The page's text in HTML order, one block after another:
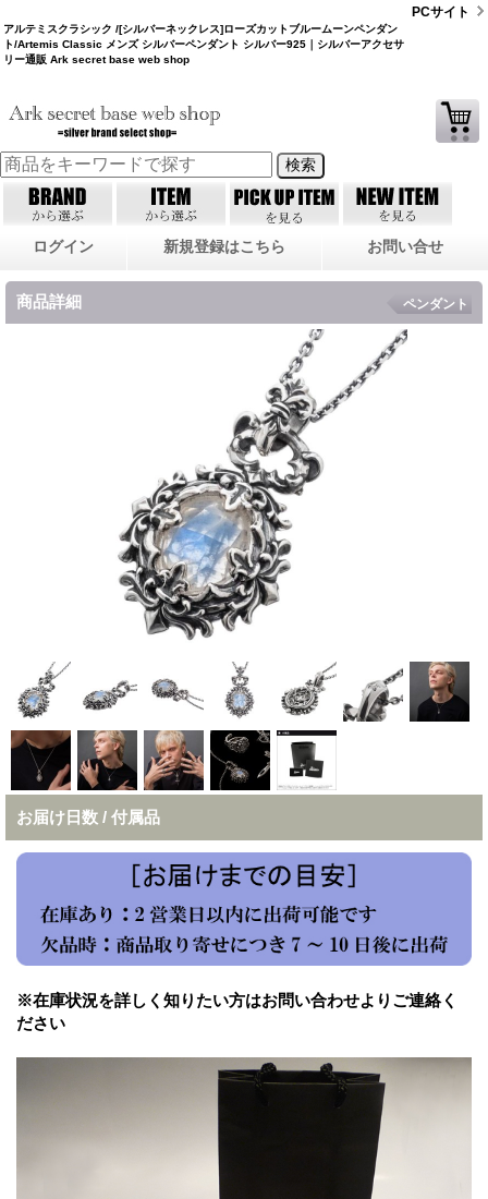
アルテミスクラシック /[シルバーネックレス]ローズカットブルームーンペンダン
ト/Artemis Classic メンズ シルバーペンダント シルバー925｜シルバーアクセサ
リー通販 Ark secret base web shop
PCサイト
ログイン 新規登録はこちら お問い合せ
商品詳細 ペンダント
お届け日数 / 付属品
※在庫状況を詳しく知りたい方はお問い合わせよりご連絡く
ださい